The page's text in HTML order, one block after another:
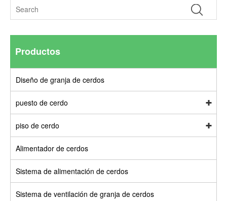
Productos
Diseño de granja de cerdos
puesto de cerdo
piso de cerdo
Alimentador de cerdos
Sistema de alimentación de cerdos
Sistema de ventilación de granja de cerdos